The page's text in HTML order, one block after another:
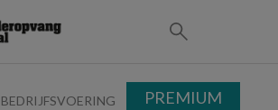
PREMIUM